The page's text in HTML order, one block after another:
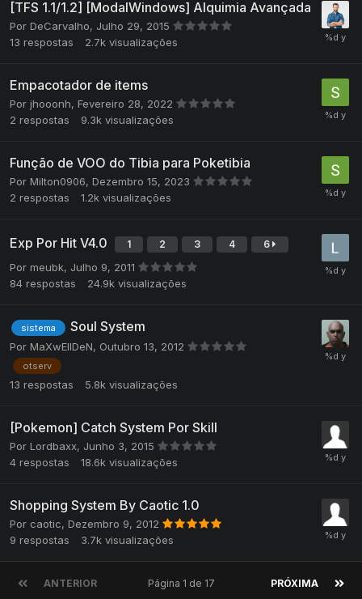
[TFS 1.1/1.2] [ModalWindows] Alquimia Avançada
Por DeCarvalho, Julho 29, 2015
13 respostas 2.7k visualizações
Empacotador de items
Por jhooonh, Fevereiro 28, 2022
2 respostas 9.3k visualizações
Função de VOO do Tibia para Poketibia
Por Milton0906, Dezembro 15, 2023
2 respostas 1.2k visualizações
Exp Por Hit V4.0 1 2 3 4 6
Por meubk, Julho 9, 2011
84 respostas 24.9k visualizações
sistema Soul System
Por MaXwEllDeN, Outubro 13, 2012
otserv
13 respostas 5.8k visualizações
[Pokemon] Catch System Por Skill
Por Lordbaxx, Junho 3, 2015
4 respostas 18.6k visualizações
Shopping System By Caotic 1.0
Por caotic, Dezembro 9, 2012
9 respostas 3.7k visualizações
ANTERIOR PRÓXIMA
Página 1 de 17